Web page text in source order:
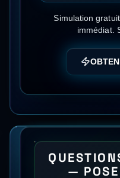
Simulation
immédiat.
—